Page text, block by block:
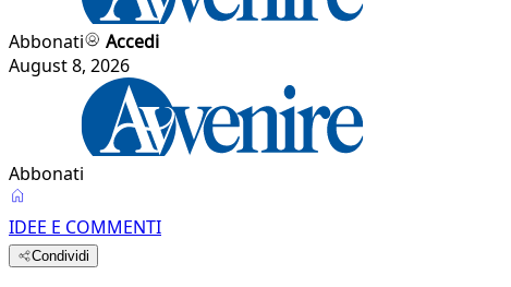
Abbonati
Accedi
August 8, 2026
Abbonati
IDEE E COMMENTI
Condividi